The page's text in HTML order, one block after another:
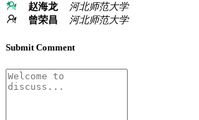
赵海龙
河北师范大学
曾荣昌
河北师范大学
Submit Comment